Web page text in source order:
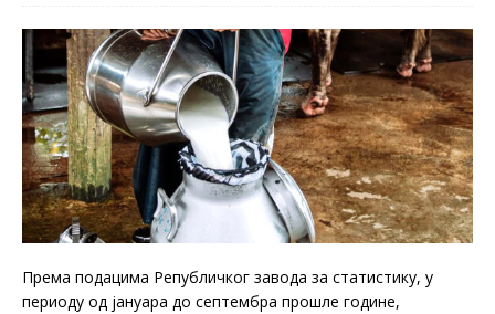
Према подацима Републичког завода за статистику, у
периоду од јануара до септембра прошле године,